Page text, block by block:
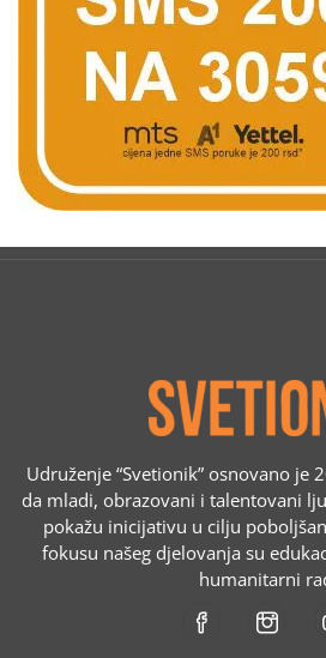
Udruženje “Svetionik” osnovano je
da mladi, obrazovani i talentovani
pokažu inicijativu u cilju
fokusu našeg djelovanja su
humanitarni